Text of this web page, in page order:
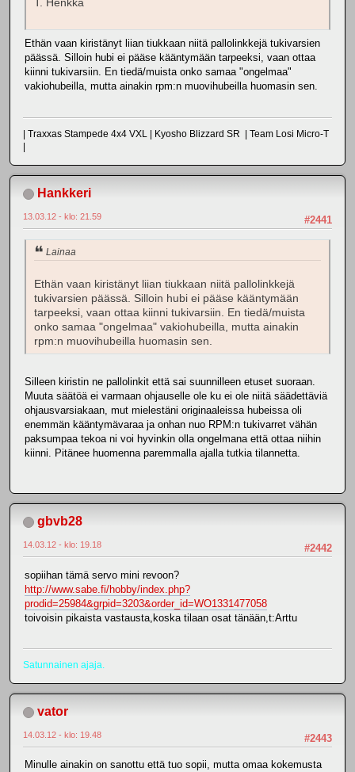
T. Henkka
Ethän vaan kiristänyt liian tiukkaan niitä pallolinkkejä tukivarsien
päässä. Silloin hubi ei pääse kääntymään tarpeeksi, vaan ottaa
kiinni tukivarsiin. En tiedä/muista onko samaa "ongelmaa"
vakiohubeilla, mutta ainakin rpm:n muovihubeilla huomasin sen.
| Traxxas Stampede 4x4 VXL | Kyosho Blizzard SR | Team Losi Micro-T
|
Hankkeri
#2441
13.03.12 - klo: 21.59
Lainaa
Ethän vaan kiristänyt liian tiukkaan niitä pallolinkkejä
tukivarsien päässä. Silloin hubi ei pääse kääntymään
tarpeeksi, vaan ottaa kiinni tukivarsiin. En tiedä/muista
onko samaa "ongelmaa" vakiohubeilla, mutta ainakin
rpm:n muovihubeilla huomasin sen.
Silleen kiristin ne pallolinkit että sai suunnilleen etuset suoraan.
Muuta säätöä ei varmaan ohjauselle ole ku ei ole niitä säädettäviä
ohjausvarsiakaan, mut mielestäni originaaleissa hubeissa oli
enemmän kääntymävaraa ja onhan nuo RPM:n tukivarret vähän
paksumpaa tekoa ni voi hyvinkin olla ongelmana että ottaa niihin
kiinni. Pitänee huomenna paremmalla ajalla tutkia tilannetta.
gbvb28
#2442
14.03.12 - klo: 19.18
sopiihan tämä servo mini revoon?
http://www.sabe.fi/hobby/index.php?
prodid=25984&grpid=3203&order_id=WO1331477058
toivoisin pikaista vastausta,koska tilaan osat tänään,t:Arttu
Satunnainen ajaja.
vator
#2443
14.03.12 - klo: 19.48
Minulle ainakin on sanottu että tuo sopii, mutta omaa kokemusta